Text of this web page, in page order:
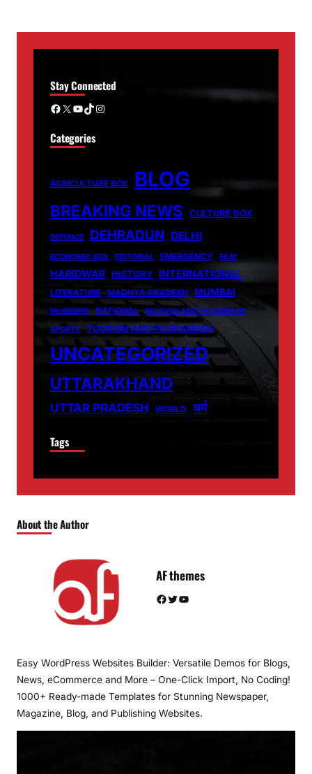
Stay Connected
Facebook X YouTube TikTok Instagram
Categories
AGRICULTURE BOX BLOG
BREAKING NEWS CULTURE BOX
DEFENCE DEHRADUN DELHI
ECONOMIC BOX EDITORIAL EMERGENCY FILM
HARIDWAR HISTORY INTERNATIONAL
LITERATURE MADHYA PRADESH MUMBAI
MUSSORIE NATIONAL
RELIGION AND PILGRIMAGE
SPORTS
TOURISM AND PILGRAMAGE
UNCATEGORIZED
UTTARAKHAND
UTTAR PRADESH WORLD धर्म
Tags
About the Author
AF themes
Facebook Twitter YouTube
Easy WordPress Websites Builder: Versatile Demos for Blogs,
News, eCommerce and More – One-Click Import, No Coding!
1000+ Ready-made Templates for Stunning Newspaper,
Magazine, Blog, and Publishing Websites.